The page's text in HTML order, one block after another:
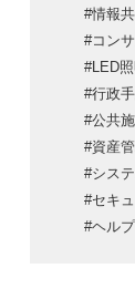
業務パッケ
ITインフラ
クラウド・
運用・保守
情報
コン
LED照
行政
公共
資産
シス
セキ
ヘル